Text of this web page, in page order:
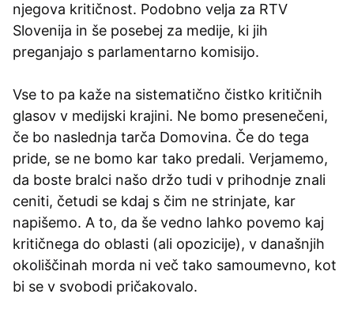
njegova kritičnost. Podobno velja za RTV
Slovenija in še posebej za medije, ki jih
preganjajo s parlamentarno komisijo.
Vse to pa kaže na sistematično čistko kritičnih
glasov v medijski krajini. Ne bomo presenečeni,
če bo naslednja tarča Domovina. Če do tega
pride, se ne bomo kar tako predali. Verjamemo,
da boste bralci našo držo tudi v prihodnje znali
ceniti, četudi se kdaj s čim ne strinjate, kar
napišemo. A to, da še vedno lahko povemo kaj
kritičnega do oblasti (ali opozicije), v današnjih
okoliščinah morda ni več tako samoumevno, kot
bi se v svobodi pričakovalo.